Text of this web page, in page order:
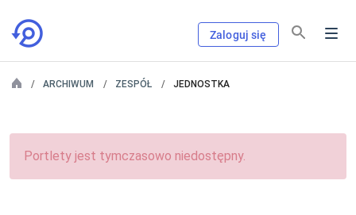
Zaloguj się
ARCHIWUM ZESPÓŁ JEDNOSTKA
Portlety jest tymczasowo niedostępny.